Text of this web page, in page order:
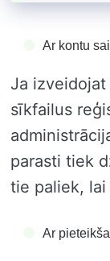
Ar kontu
Ja
sīkfailus
parasti tiek
tie paliek,
Ar